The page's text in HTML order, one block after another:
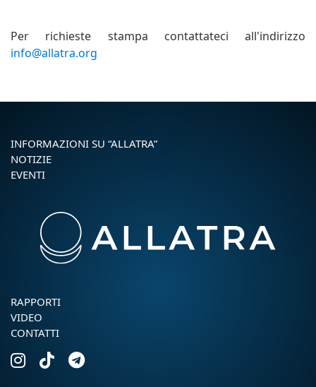
Per richieste stampa contattateci all'indirizzo
info@allatra.org
INFORMAZIONI SU “ALLATRA”
NOTIZIE
EVENTI
RAPPORTI
VIDEO
CONTATTI